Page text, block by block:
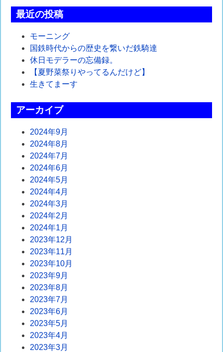
ナ
ゲ
シ
ョ
ン
最近の投稿
モーニング
国鉄時代からの歴史を繋いだ鉄騎達
休日モデラーの忘備録。
【夏野菜祭りやってるんだけど】
生きてまーす
アーカイブ
2024年9月
2024年8月
2024年7月
2024年6月
2024年5月
2024年4月
2024年3月
2024年2月
2024年1月
2023年12月
2023年11月
2023年10月
2023年9月
2023年8月
2023年7月
2023年6月
2023年5月
2023年4月
2023年3月